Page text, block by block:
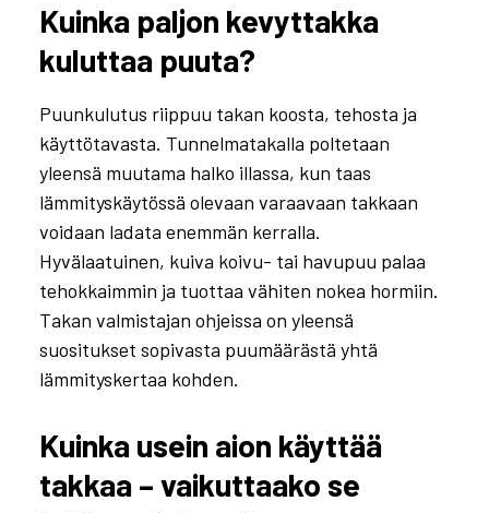
Kuinka paljon kevyttakka
kuluttaa puuta?
Puunkulutus riippuu takan koosta, tehosta ja
käyttötavasta. Tunnelmatakalla poltetaan
yleensä muutama halko illassa, kun taas
lämmityskäytössä olevaan varaavaan takkaan
voidaan ladata enemmän kerralla.
Hyvälaatuinen, kuiva koivu- tai havupuu palaa
tehokkaimmin ja tuottaa vähiten nokea hormiin.
Takan valmistajan ohjeissa on yleensä
suositukset sopivasta puumäärästä yhtä
lämmityskertaa kohden.
Kuinka usein aion käyttää
takkaa – vaikuttaako se